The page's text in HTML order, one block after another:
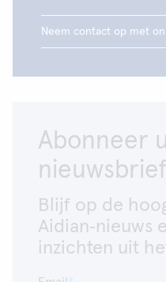
Neem contact op met
Abonneer
nieuwsbrief
Blijf op de
Aidian‑nieuws
inzichten uit